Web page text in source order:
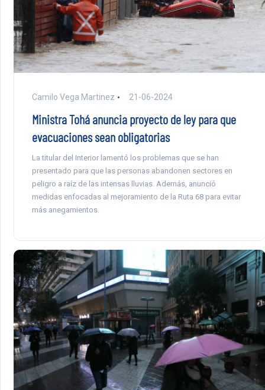
Camilo Vega Martinez 21-06-2024
Ministra Tohá anuncia proyecto de ley para que
evacuaciones sean obligatorias
La titular del Interior lamentó los problemas que se han
presentado para que las personas abandonen sectores en
peligro a raíz de las intensas lluvias. Además, anunció
medidas enfocadas al mejoramiento de la Ruta 68 para evitar
más anegamientos.